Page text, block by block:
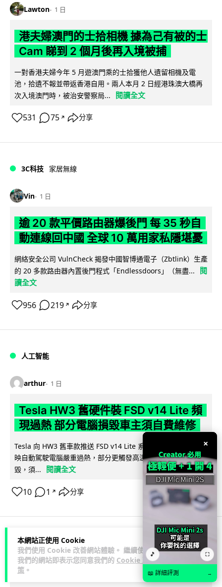
本網站正使用 Cookie
我們使用 Cookie 改善網站體驗。 繼續使用
我們的網站即表示您同意我們的 Cookie 政
策 。
Lawton 1 日
港夫婦澳門的士拾相機 據為己有被的士
Cam 睇到 2 個月後再入境被捕
一對香港夫婦今年 5 月遊澳門乘的士拾獲他人遺留相機及電
池，拾遺不報並帶返香港自用。兩人本月 2 日經港珠澳大橋再
次入境澳門時，被治安警察局...
閱讀全文
531 75 ↗ 分享
3C科技 家居無線
Vin 1 日
逾 20 款平價路由器爆後門 每 35 秒自
動連線回中國 全球 10 萬用家私隱堪憂
網絡安全公司 VulnCheck 揭發中國智博通電子（Zbtlink）生產
的 20 多款路由器內置後門程式「Endlessdoors」（無盡...
閱
讀全文
956 219 ↗ 分享
人工智能
arthur 1 日
Tesla HW3 舊硬件裝 FSD v14 Lite 頻
現過熱 部分電腦損毀車主須自費維修
Tesla 向 HW3 舊車款推送 FSD v14 Lite 系統，引發大量車主反
映自動駕駛電腦嚴重過熱，部分更觸發高溫保護甚至直接燒
毀，須...
閱讀全文
10 1 ↗ 分享
人工智能
arthur
×
🎵 ⛶
📖 詳細評測 →